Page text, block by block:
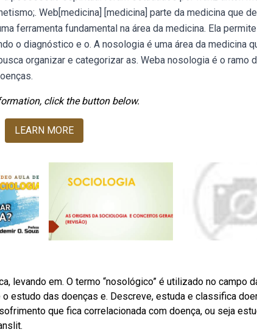
Web[medicina] [medicina] parte da medicina que
ferramenta fundamental na área da medicina. Ela
o diagnóstico e o. A nosologia é uma área da medicina
organizar e categorizar as. Weba nosologia é o ramo
click the button below.
LEARN MORE
levando em. O termo “nosológico” é utilizado no campo
estudo das doenças e. Descreve, estuda e classifica
que fica correlacionada com doença, ou seja